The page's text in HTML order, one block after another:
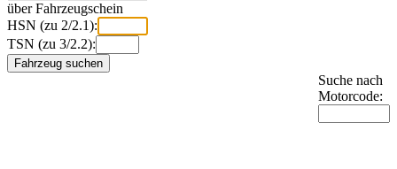
über Fahrzeugschein
HSN (zu 2/2.1):
TSN (zu 3/2.2):
Fahrzeug suchen
Suche nach
Motorcode: